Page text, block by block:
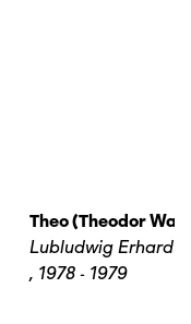
Theo (theodor
Lubludwig Erhard
, 1978 - 1979